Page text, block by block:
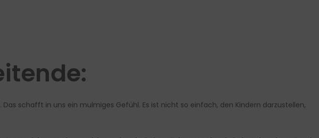
schafft in uns ein mulmiges Gefühl. Es ist nicht so einfach, den Kindern darzustellen,